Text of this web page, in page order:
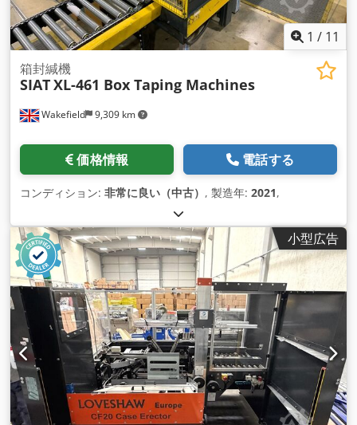
1 / 11
Wakefield 9,309 km
箱封緘機
SIATXL-461 Box Taping Machines
価格情報 電話する
コンディション: 非常に良い（中古） , 製造年: 2021,
小型広告